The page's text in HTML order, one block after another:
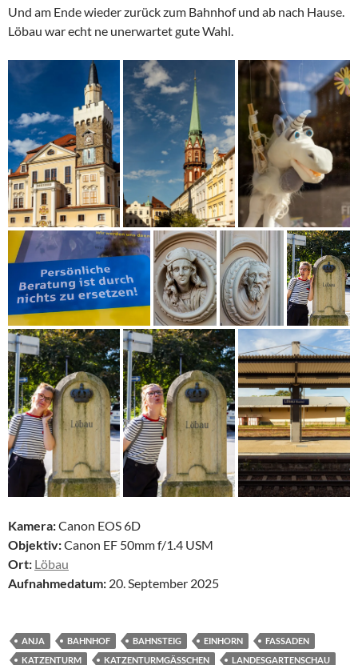
Und am Ende wieder zurück zum Bahnhof und ab nach Hause.
Löbau war echt ne unerwartet gute Wahl.
Kamera:Canon EOS 6D
Objektiv:Canon EF 50mm f/1.4 USM
Ort: Löbau
Aufnahmedatum: 20. September 2025
ANJA BAHNHOF BAHNSTEIG EINHORN
FASSADEN
KATZENTURM
KATZENTURMGÄSSCHEN
LANDESGARTENSCHAU